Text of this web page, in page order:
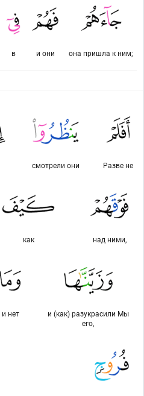
она пришла к ним;
и они
в
Разве не
смотрели они
над ними,
как
и (как) разукрасили Мы
его,
и нет